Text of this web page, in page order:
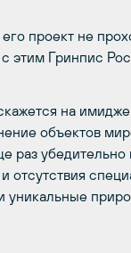
проект не
этим Гринпис
на
объектов
убедительно